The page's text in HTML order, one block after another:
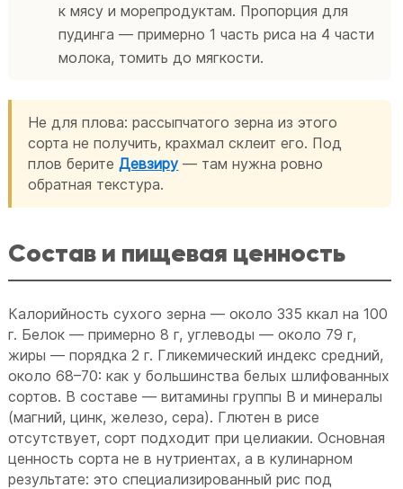
к мясу и морепродуктам. Пропорция для
пудинга — примерно 1 часть риса на 4 части
молока, томить до мягкости.
Не для плова: рассыпчатого зерна из этого
сорта не получить, крахмал склеит его. Под
плов беритеДевзиру — там нужна ровно
обратная текстура.
Состав и пищевая ценность
Калорийность сухого зерна — около 335 ккал на 100
г. Белок — примерно 8 г, углеводы — около 79 г,
жиры — порядка 2 г. Гликемический индекс средний,
около 68–70: как у большинства белых шлифованных
сортов. В составе — витамины группы B и минералы
(магний, цинк, железо, сера). Глютен в рисе
отсутствует, сорт подходит при целиакии. Основная
ценность сорта не в нутриентах, а в кулинарном
результате: это специализированный рис под